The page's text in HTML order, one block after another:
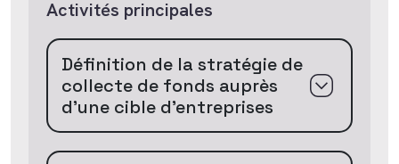
Activités principales
Définition de la stratégie de
collecte de fonds auprès
d’une cible d’entreprises